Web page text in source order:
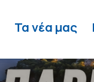
Τα νέα μας